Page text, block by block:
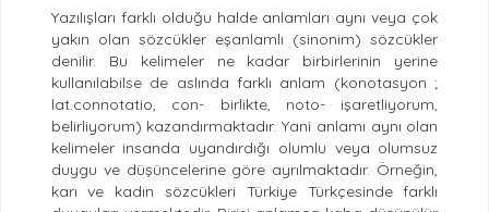
Yazılışları farklı olduğu halde anlamları aynı veya çok
yakın olan sözcükler eşanlamlı (sinonim) sözcükler
denilir. Bu kelimeler ne kadar birbirlerinin yerine
kullanılabilse de aslında farklı anlam (konotasyon ;
lat.connotatio, con- birlikte, noto- işaretliyorum,
belirliyorum) kazandırmaktadır. Yani anlamı aynı olan
kelimeler insanda uyandırdığı olumlu veya olumsuz
duygu ve düşüncelerine göre ayrılmaktadır. Örneğin,
karı ve kadın sözcükleri Türkiye Türkçesinde farklı